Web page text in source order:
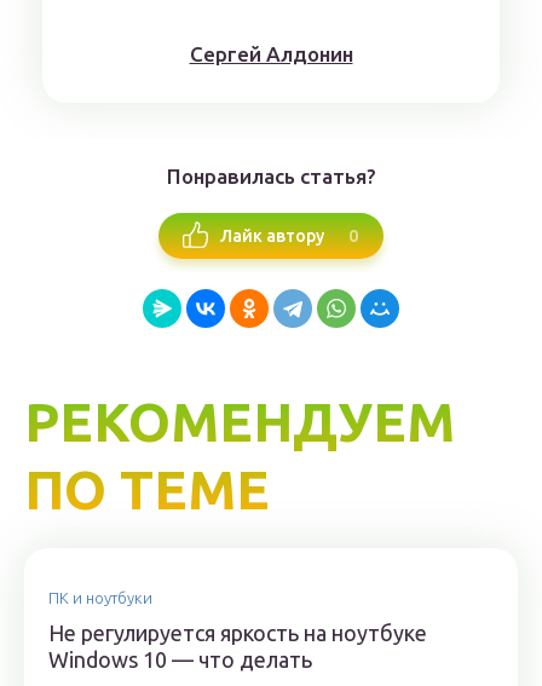
Сергей Алдонин
Понравилась статья?
Лайк автору 0
РЕКОМЕНДУЕМ
ПО ТЕМЕ
ПК и ноутбуки
Не регулируется яркость на ноутбуке
Windows 10 — что делать